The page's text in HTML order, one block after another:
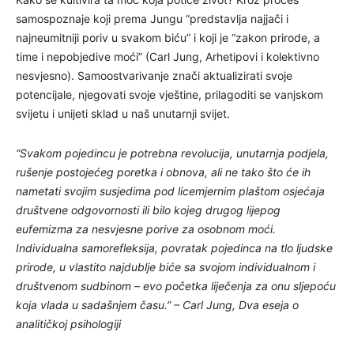
samospoznaje koji prema Jungu “predstavlja najjači i
najneumitniji poriv u svakom biću” i koji je “zakon prirode, a
time i nepobjedive moći” (Carl Jung, Arhetipovi i kolektivno
nesvjesno). Samoostvarivanje znači aktualizirati svoje
potencijale, njegovati svoje vještine, prilagoditi se vanjskom
svijetu i unijeti sklad u naš unutarnji svijet.
“Svakom pojedincu je potrebna revolucija, unutarnja podjela,
rušenje postojećeg poretka i obnova, ali ne tako što će ih
nametati svojim susjedima pod licemjernim plaštom osjećaja
društvene odgovornosti ili bilo kojeg drugog lijepog
eufemizma za nesvjesne porive za osobnom moći.
Individualna samorefleksija, povratak pojedinca na tlo ljudske
prirode, u vlastito najdublje biće sa svojom individualnom i
društvenom sudbinom – evo početka liječenja za onu sljepoću
koja vlada u sadašnjem času.” – Carl Jung, Dva eseja o
analitičkoj psihologiji